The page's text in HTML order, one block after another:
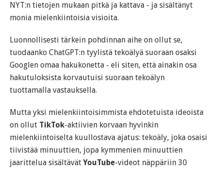
NYT:n tietojen mukaan pitkä ja kattava - ja sisältänyt
monia mielenkiintoisia visioita.
Luonnollisesti tärkein pohdinnan aihe on ollut se,
tuodaanko ChatGPT:n tyylistä tekoälyä suoraan osaksi
Googlen omaa hakukonetta - eli siten, että ainakin osa
hakutuloksista korvautuisi suoraan tekoälyn
tuottamalla vastauksella.
Mutta yksi mielenkiintoisimmista ehdotetuista ideoista
on ollut TikTok-aktiivien korvaan hyvinkin
mielenkiintoiselta kuullostava ajatus: tekoäly, joka osaisi
tiivistää minuuttien, jopa kymmenien minuuttien
jaarittelua sisältävätYouTube-videot näppäriin 30